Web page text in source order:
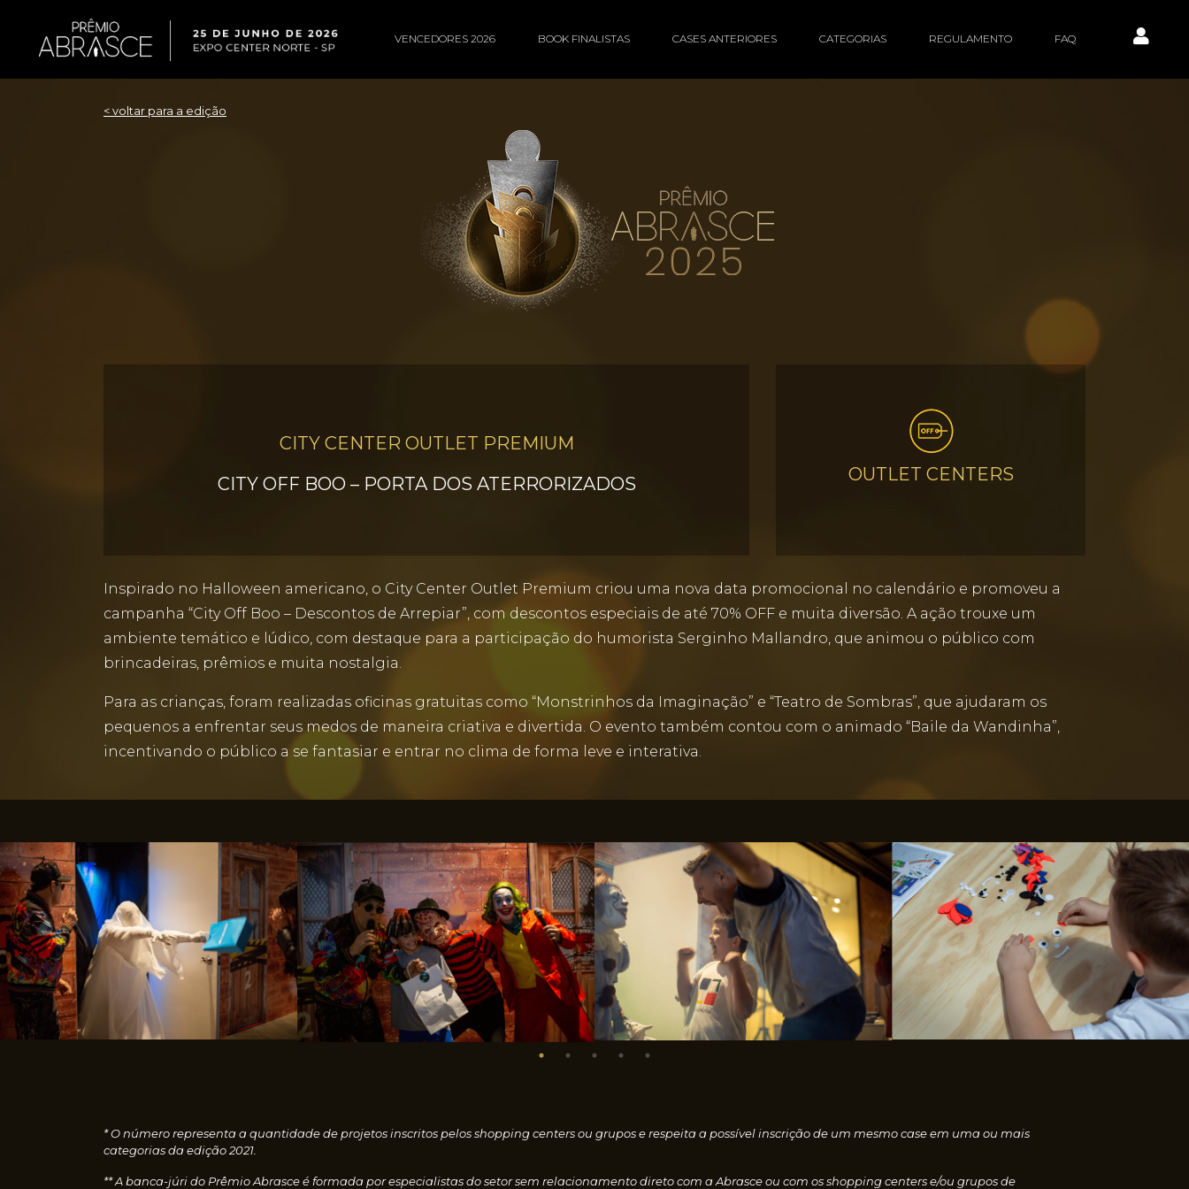
VENCEDORES 2026 BOOK FINALISTAS CASES ANTERIORES CATEGORIAS REGULAMENTO FAQ
< voltar para a edição
CITY CENTER OUTLET PREMIUM
CITY OFF BOO – PORTA DOS ATERRORIZADOS
OUTLET CENTERS
Inspirado no Halloween americano, o City Center Outlet Premium criou uma nova data promocional no calendário e promoveu a
campanha “City Off Boo – Descontos de Arrepiar”, com descontos especiais de até 70% OFF e muita diversão. A ação trouxe um
ambiente temático e lúdico, com destaque para a participação do humorista Serginho Mallandro, que animou o público com
brincadeiras, prêmios e muita nostalgia.
Para as crianças, foram realizadas oficinas gratuitas como “Monstrinhos da Imaginação” e “Teatro de Sombras”, que ajudaram os
pequenos a enfrentar seus medos de maneira criativa e divertida. O evento também contou com o animado “Baile da Wandinha”,
incentivando o público a se fantasiar e entrar no clima de forma leve e interativa.
* O número representa a quantidade de projetos inscritos pelos shopping centers ou grupos e respeita a possível inscrição de um mesmo case em uma ou mais
categorias da edição 2021.
** A banca-júri do Prêmio Abrasce é formada por especialistas do setor sem relacionamento direto com a Abrasce ou com os shopping centers e/ou grupos de